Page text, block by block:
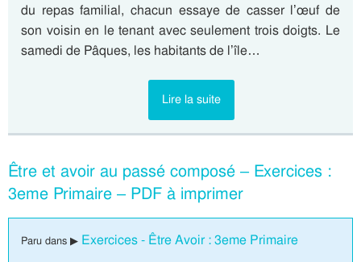
du repas familial, chacun essaye de casser l’œuf de
son voisin en le tenant avec seulement trois doigts. Le
samedi de Pâques, les habitants de l’île…
Lire la suite
Être et avoir au passé composé – Exercices :
3eme Primaire – PDF à imprimer
Paru dans ▶ Exercices - Être Avoir : 3eme Primaire